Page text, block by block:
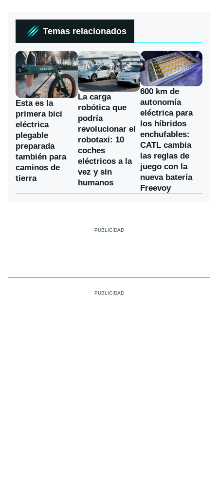
Temas relacionados
Esta es la
primera bici
eléctrica
plegable
preparada
también para
caminos de
tierra
La carga
robótica que
podría
revolucionar el
robotaxi: 10
coches
eléctricos a la
vez y sin
humanos
600 km de
autonomía
eléctrica para
los híbridos
enchufables:
CATL cambia
las reglas de
juego con la
nueva batería
Freevoy